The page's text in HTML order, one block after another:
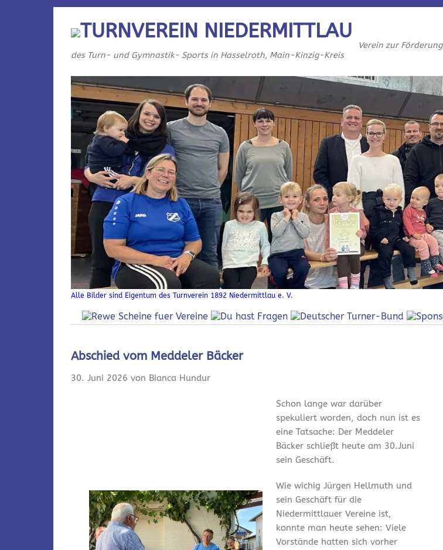
TURNVEREIN NIEDERMITTLAU
Verein zur Förderung
des Turn- und Gymnastik- Sports in Hasselroth, Main-Kinzig-Kreis
Alle Bilder sind Eigentum des Turnverein 1892 Niedermittlau e. V.
Abschied vom Meddeler Bäcker
30. Juni 2026 von Bianca Hundur
Schon lange war darüber
spekuliert worden, doch nun ist es
eine Tatsache: Der Meddeler
Bäcker schließt heute am 30.Juni
sein Geschäft.
Wie wichig Jürgen Hellmuth und
sein Geschäft für die
Niedermittlauer Vereine ist,
konnte man heute sehen: Viele
Vorstände hatten sich vorher